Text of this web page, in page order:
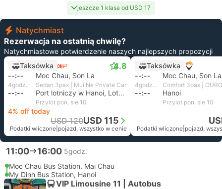
jeszcze 1 klasa od USD 17
Natychmiast
Rezerwacja na ostatnią chwilę?
Natychmiastowe potwierdzenie naszych najlepszych propozycji
Taksówka
4.8
--:-- Moc Chau, Son La
4godz. Sedan 3pax | Mui Ne Private Car
--:-- Port lotniczy w Hanoi, Lotnisko Noi Bai
Przylot pon, sie 10
4% off today
USD 120USD 115
Podatki wliczone pojazd, wszystko w cenie
Taksówka
--:--
Moc Chau, Son La
4godz. i 10m Comfort 3pax |
--:-- Hanoi
Przylot pon, sie 10
Podatki wliczone pojazd,
11:00 16:00 5godz.
Moc Chau Bus Station, Mai Chau
My Dinh Bus Station, Hanoi
VIP Limousine 11 | Autobus